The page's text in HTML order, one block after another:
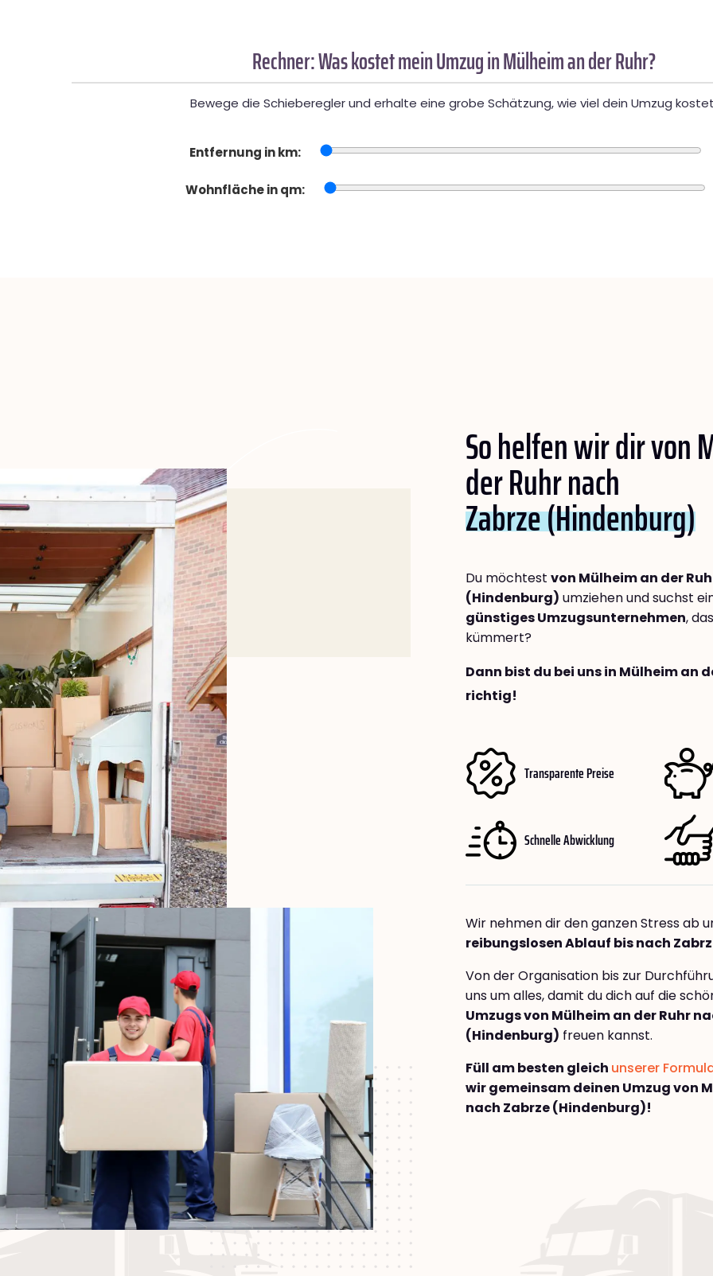
Rechner: Was kostet mein Umzug in Mülheim an der Ruhr?
Bewege die Schieberegler und erhalte eine grobe Schätzung, wie viel dein Umzug
Entfernung in km:
Wohnfläche in qm:
So helfen wir dir von
der Ruhr nach
Zabrze (Hindenburg)
Du möchtest von Mülheim an der
(Hindenburg) umziehen und suchst
günstiges Umzugsunternehmen,
kümmert?
Dann bist du bei uns in Mülheim an
richtig!
Transparente Preise
Schnelle Abwicklung
Wir nehmen dir den ganzen Stress ab
reibungslosen Ablauf bis nach
Von der Organisation bis zur
uns um alles, damit du dich auf die
Umzugs von Mülheim an der Ruhr
(Hindenburg) freuen kannst.
Füll am besten gleich unserer
wir gemeinsam deinen Umzug von
nach Zabrze (Hindenburg)!